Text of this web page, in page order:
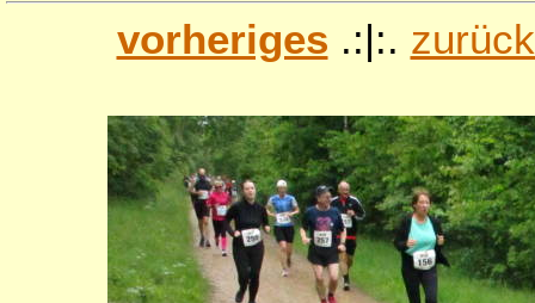
vorheriges .:|:.